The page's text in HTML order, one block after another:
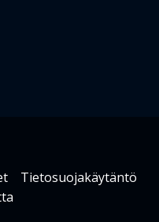
Tietosuojakäytäntö